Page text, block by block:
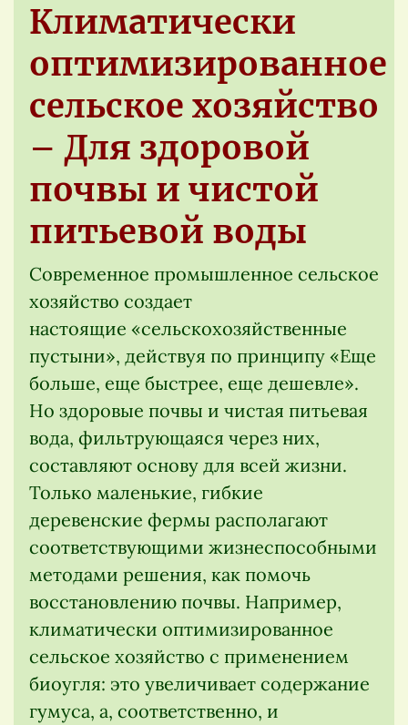
Климатически
оптимизированное
сельское хозяйство
– Для здоровой
почвы и чистой
питьевой воды
Современное промышленное сельское
хозяйство создает
настоящие «сельскохозяйственные
пустыни», действуя по принципу «Еще
больше, еще быстрее, еще дешевле».
Но здоровые почвы и чистая питьевая
вода, фильтрующаяся через них,
составляют основу для всей жизни.
Только маленькие, гибкие
деревенские фермы располагают
соответствующими жизнеспособными
методами решения, как помочь
восстановлению почвы. Например,
климатически оптимизированное
сельское хозяйство с применением
биоугля: это увеличивает содержание
гумуса, а, соответственно, и